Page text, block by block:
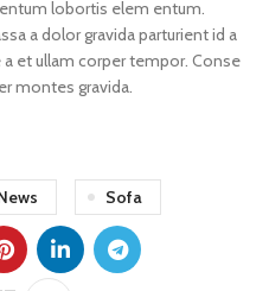
lobortis elem entum.
a dolor gravida parturient id a
et ullam corper tempor. Conse
montes gravida.
Sofa